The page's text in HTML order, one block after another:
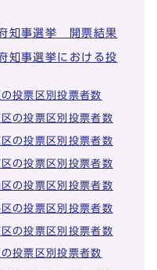
知事選挙 開票結果
事選挙における投
投票区別投票者数
の投票区別投票者数
の投票区別投票者数
の投票区別投票者数
の投票区別投票者数
の投票区別投票者数
の投票区別投票者数
投票区別投票者数